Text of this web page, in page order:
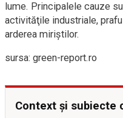
lume. Principalele cauze
activităţile industriale,
arderea miriştilor.
sursa: green-report.ro
Context și subiecte